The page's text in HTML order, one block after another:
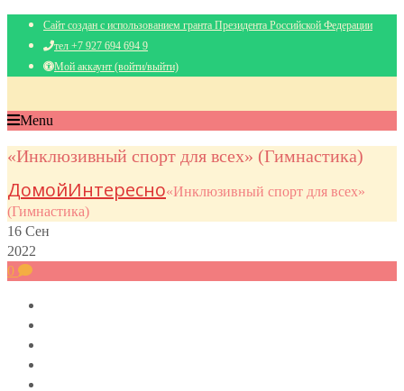
Сайт создан с использованием гранта Президента Российской Федерации
тел +7 927 694 694 9
Мой аккаунт (войти/выйти)
Menu
«Инклюзивный спорт для всех» (Гимнастика)
ДомойИнтересно«Инклюзивный спорт для всех»
(Гимнастика)
16 Сен
2022
0